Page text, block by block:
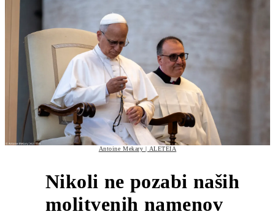
Antoine Mekary | ALETEIA
Nikoli ne pozabi naših
molitvenih namenov